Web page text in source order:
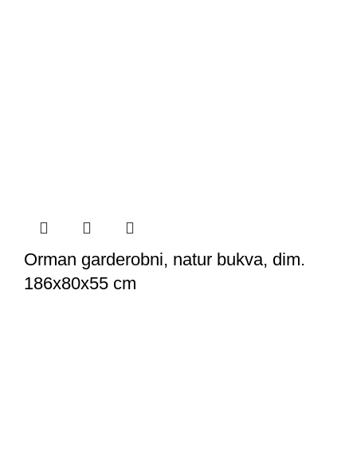
Orman garderobni, natur bukva, dim.
186x80x55 cm